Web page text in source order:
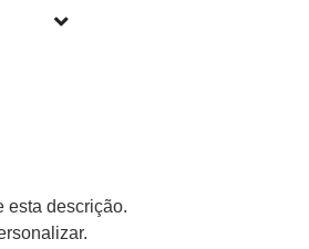
esta descrição.